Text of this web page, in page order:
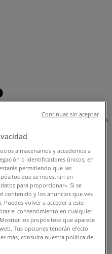
y AccesoriosEl Regreso A
y
y
OcioNiñosViajes y
»
Harinas
almacenamos y accedemos a
o identificadores únicos, en
permitiendo que las
que se muestran en
para proporcionar». Si se
contenido y los anuncios que ves
volver a acceder a este
el consentimiento en cualquier
los propósitos» que aparece
Tus opciones tendrán efecto
más, consulta nuestra política de
Continuar sin aceptar